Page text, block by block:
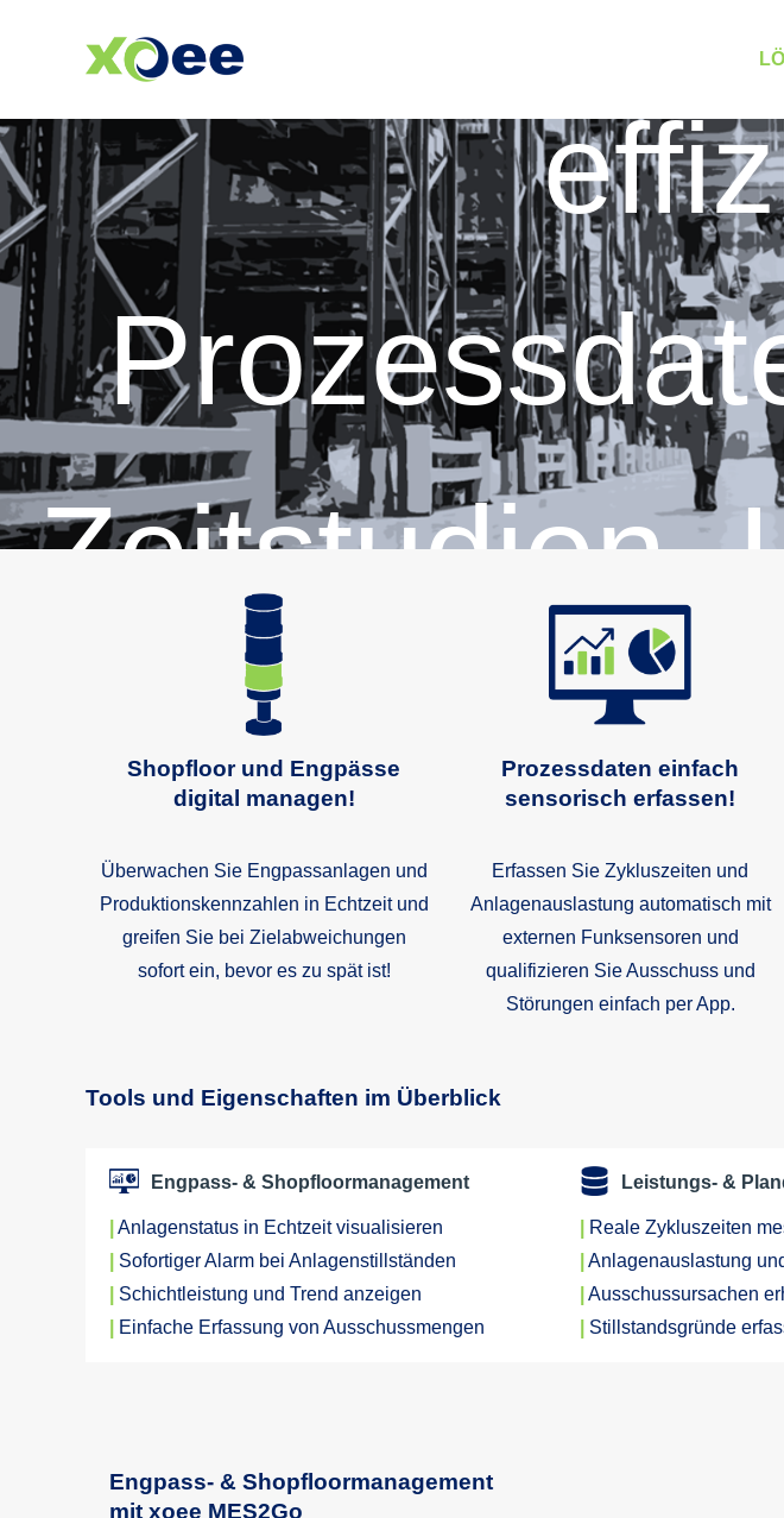
Zeitstudien,
Shopfloor und Engpässe
digital managen!
Überwachen Sie Engpassanlagen und
Produktionskennzahlen in Echtzeit und
greifen Sie bei Zielabweichungen
sofort ein, bevor es zu spät ist!
Prozessdaten einfach
sensorisch erfassen!
Erfassen Sie Zykluszeiten und
Anlagenauslastung automatisch mit
externen Funksensoren und
qualifizieren Sie Ausschuss und
Störungen einfach per App.
Tools und Eigenschaften im Überblick
Engpass- & Shopfloormanagement
Anlagenstatus in Echtzeit visualisieren
Sofortiger Alarm bei Anlagenstillständen
Schichtleistung und Trend anzeigen
Einfache Erfassung von Ausschussmengen
Leistungs- &
Reale Zykluszeiten
Anlagenauslastung
Ausschussursachen
Stillstandsgründe
Engpass- & Shopfloormanagement
mit xoee MES2Go